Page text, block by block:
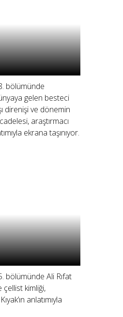
bölümünde
gelen besteci
direnişi ve dönemin
araştırmacı
ekrana taşınıyor.
bölümünde Ali Rıfat
çellist kimliği,
anlatımıyla